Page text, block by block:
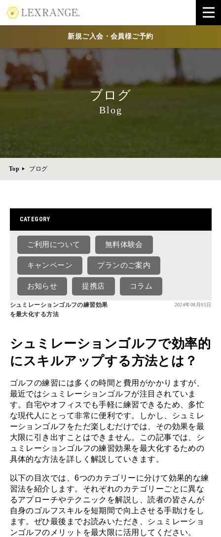
新規ご入会・会員様ご予約
ブログ
Blog
Top ブログ
CATEGORY
ご利用について 無料体験会
キャンペーン プランのご案内
お知らせ 提携店 コラム
シュミレーションゴルフの練習効果
を最大化する方法
2024年08月01日
シュミレーションゴルフで効率的
にスキルアップする方法とは？
ゴルフの練習には多くの時間と費用がかかりますが、
最近ではシュミレーションゴルフが注目されていま
す。自宅やオフィスでも手軽に練習できるため、多忙
な現代人にとって非常に便利です。しかし、シュミレ
ーションゴルフをただ楽しむだけでは、その効果を最
大限に引き出すことはできません。この記事では、シ
ュミレーションゴルフの練習効果を最大化するための
具体的な方法を詳しく解説していきます。
以下の目次では、6つのカテゴリーに分けて効果的な練
習法を紹介します。それぞれのカテゴリーごとに異な
るアプローチやテクニックを解説し、読者の皆さんが
自身のゴルフスキルを短期間で向上させる手助けをし
ます。ぜひ最後までお読みいただき、シュミレーショ
ンゴルフのメリットを最大限に活用してください。